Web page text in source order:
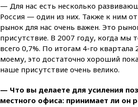
— Для нас есть несколько
Россия — один из них. Также к ним
рынок для нас очень важен. Это
присутствие. В 2007 году, когда мы
всего 0,7%. По итогам 4-го
моему, это достаточно хороший
наше присутствие очень велико.
— Что вы делаете для усиления
местного офиса: принимает ли он